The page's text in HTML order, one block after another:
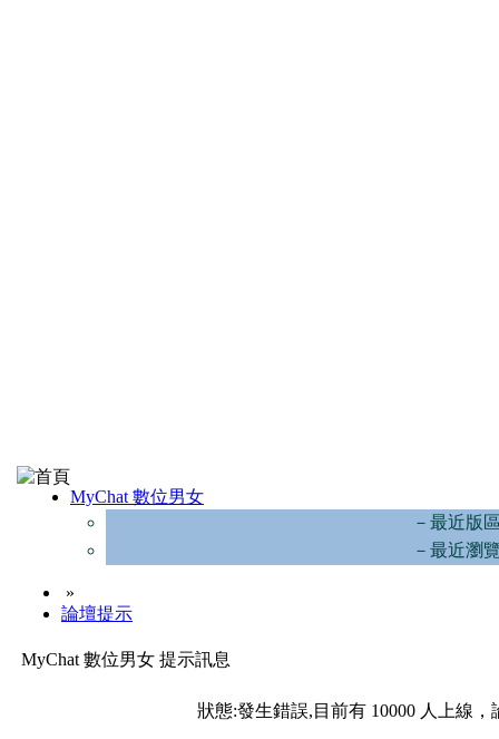
MyChat 數位男女
－最近版
－最近瀏
»
論壇提示
MyChat 數位男女 提示訊息
狀態:發生錯誤,目前有 10000 人上線